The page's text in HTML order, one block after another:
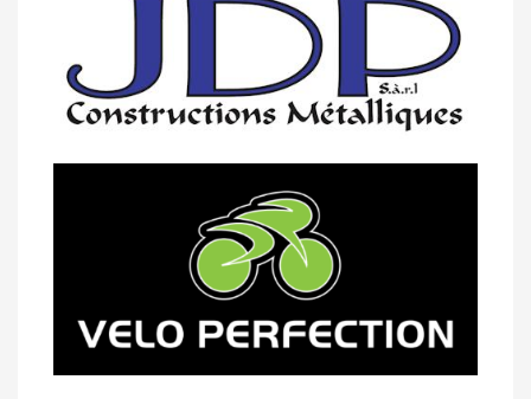
07/05 - Classement Route -
Blonay-Les
Pléiades (GdR #3)
23/04 -Classement Route -4e Pringy -
Moléson (TdC #3)
de Semsales
14/04 - Classement Route -
Semsales (TdC #2)